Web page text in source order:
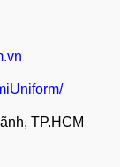
TP.HCM